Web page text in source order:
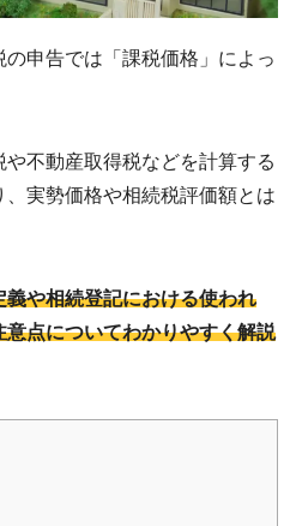
申告では「課税価格」によっ
不動産取得税などを計算する
実勢価格や相続税評価額とは
義や相続登記における使われ
点についてわかりやすく解説